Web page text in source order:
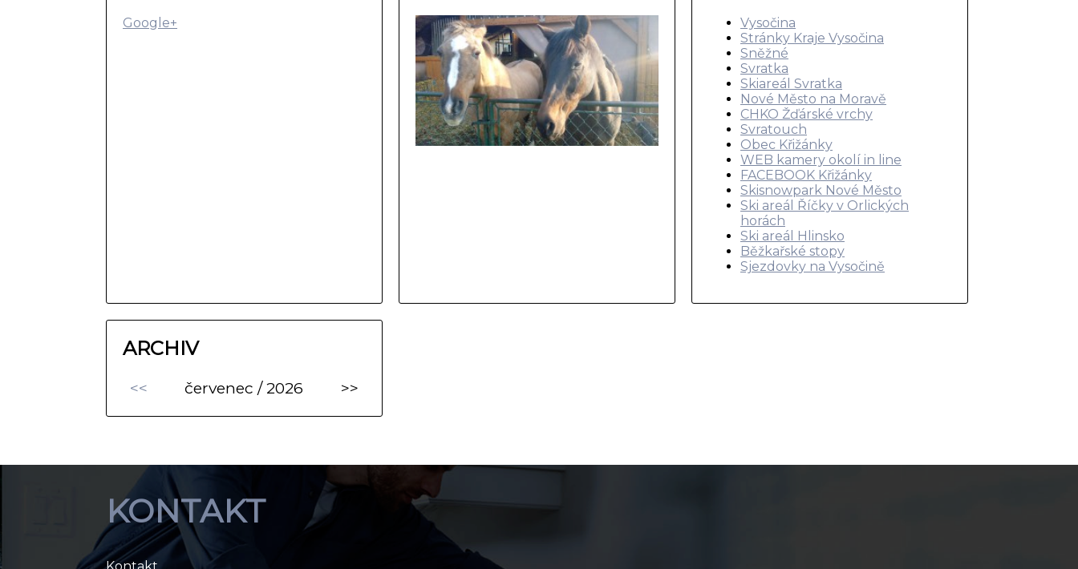
Google+
Vysočina
Stránky Kraje Vysočina
Sněžné
Svratka
Skiareál Svratka
Nové Město na Moravě
CHKO Žďárské vrchy
Svratouch
Obec Křižánky
WEB kamery okolí in line
FACEBOOK Křižánky
Skisnowpark Nové Město
Ski areál Říčky v Orlických
horách
Ski areál Hlinsko
Běžkařské stopy
Sjezdovky na Vysočině
ARCHIV
<< červenec / 2026 >>
KONTAKT